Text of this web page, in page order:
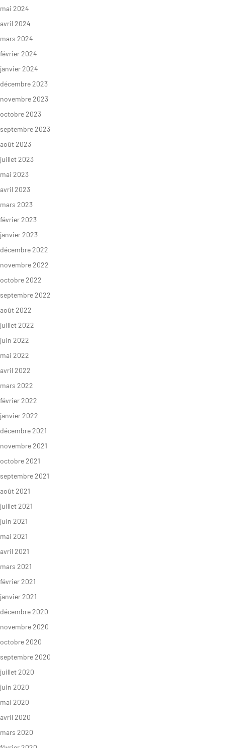
études
Décryptages
mai 2024
avril 2024
mars 2024
février 2024
janvier 2024
décembre 2023
novembre 2023
octobre 2023
septembre 2023
août 2023
juillet 2023
mai 2023
avril 2023
mars 2023
février 2023
janvier 2023
décembre 2022
novembre 2022
octobre 2022
septembre 2022
août 2022
juillet 2022
juin 2022
mai 2022
avril 2022
mars 2022
février 2022
janvier 2022
décembre 2021
novembre 2021
octobre 2021
septembre 2021
août 2021
juillet 2021
juin 2021
mai 2021
avril 2021
mars 2021
février 2021
janvier 2021
décembre 2020
novembre 2020
octobre 2020
septembre 2020
juillet 2020
juin 2020
mai 2020
avril 2020
mars 2020